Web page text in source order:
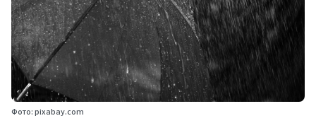
Фото: pixabay.com